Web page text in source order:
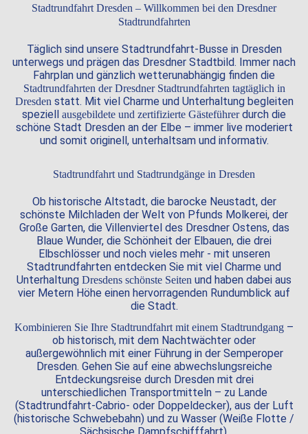
Stadtrundfahrt Dresden – Willkommen bei den Dresdner
Stadtrundfahrten
Täglich sind unsere Stadtrundfahrt-Busse in Dresden
unterwegs und prägen das Dresdner Stadtbild. Immer nach
Fahrplan und gänzlich wetterunabhängig finden die
Stadtrundfahrten der Dresdner Stadtrundfahrten tagtäglich in
Dresden statt. Mit viel Charme und Unterhaltung begleiten
speziell ausgebildete und zertifizierte Gästeführerdurch die
schöne Stadt Dresden an der Elbe – immer live moderiert
und somit originell, unterhaltsam und informativ.
Stadtrundfahrt und Stadtrundgänge in Dresden
Ob historische Altstadt, die barocke Neustadt, der
schönste Milchladen der Welt von Pfunds Molkerei, der
Große Garten, die Villenviertel des Dresdner Ostens, das
Blaue Wunder, die Schönheit der Elbauen, die drei
Elbschlösser und noch vieles mehr - mit unseren
Stadtrundfahrten entdecken Sie mit viel Charme und
Unterhaltung Dresdens schönste Seiten und haben dabei aus
vier Metern Höhe einen hervorragenden Rundumblick auf
die Stadt.
Kombinieren Sie Ihre Stadtrundfahrt mit einem Stadtrundgang –
ob historisch, mit dem Nachtwächter oder
außergewöhnlich mit einer Führung in der Semperoper
Dresden. Gehen Sie auf eine abwechslungsreiche
Entdeckungsreise durch Dresden mit drei
unterschiedlichen Transportmitteln – zu Lande
(Stadtrundfahrt-Cabrio- oder Doppeldecker), aus der Luft
(historische Schwebebahn) und zu Wasser (Weiße Flotte /
Sächsische Dampfschifffahrt).